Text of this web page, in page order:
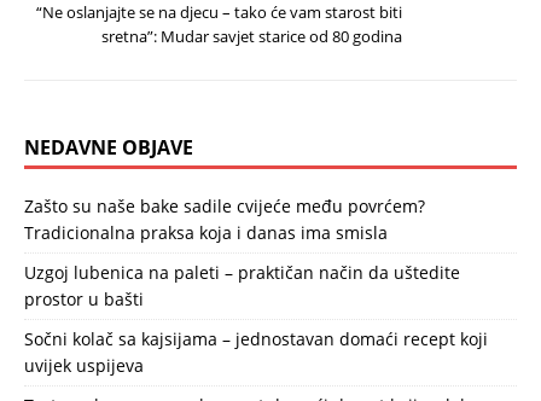
“Ne oslanjajte se na djecu – tako će vam starost biti
sretna”: Mudar savjet starice od 80 godina
NEDAVNE OBJAVE
Zašto su naše bake sadile cvijeće među povrćem?
Tradicionalna praksa koja i danas ima smisla
Uzgoj lubenica na paleti – praktičan način da uštedite
prostor u bašti
Sočni kolač sa kajsijama – jednostavan domaći recept koji
uvijek uspijeva